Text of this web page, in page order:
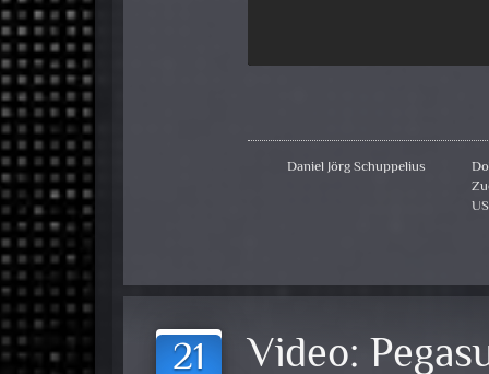
Daniel Jörg Schuppelius
21 Video: